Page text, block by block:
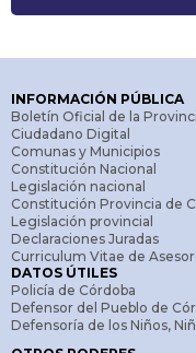
INFORMACIÓN PÚBLICA
Boletín Oficial de la
Ciudadano Digital
Comunas y Municipios
Constitución Nacional
Legislación nacional
Constitución Provincia de
Legislación provincial
Declaraciones Juradas
Curriculum Vitae de
DATOS ÚTILES
Policía de Córdoba
Defensor del Pueblo de
Defensoría de los Niños,